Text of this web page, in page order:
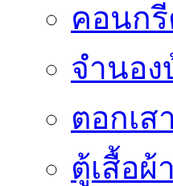
คอนก
จำนอง
ตอกเส
ตู้เสื้อผ้า